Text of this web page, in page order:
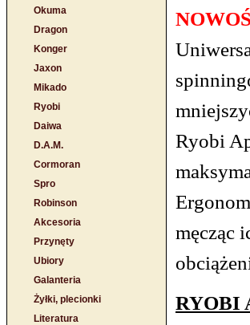
Okuma
Dragon
Konger
Jaxon
Mikado
Ryobi
Daiwa
D.A.M.
Cormoran
Spro
Robinson
Akcesoria
Przynęty
Ubiory
Galanteria
Żyłki, plecionki
Literatura
Ryobi
męcząc
RYOBI